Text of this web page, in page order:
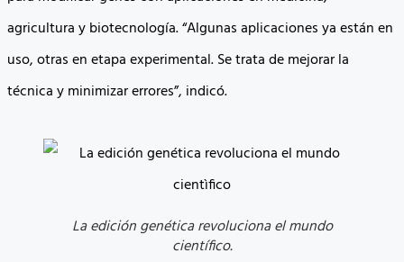
agricultura y biotecnología. “Algunas aplicaciones ya están en
uso, otras en etapa experimental. Se trata de mejorar la
técnica y minimizar errores”, indicó.
La edición genética revoluciona el mundo
científico.